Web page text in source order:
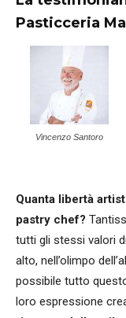
Pasticceria
Vincenzo Santoro
Quanta libertà
pastry chef?
tutti gli stessi valori
alto, nell’olimpo
possibile tutto
loro espressione